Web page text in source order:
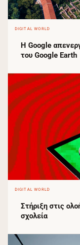
DIGITAL WORLD
Η Google
του Google Earth
DIGITAL WORLD
Στήριξη στις
σχολεία